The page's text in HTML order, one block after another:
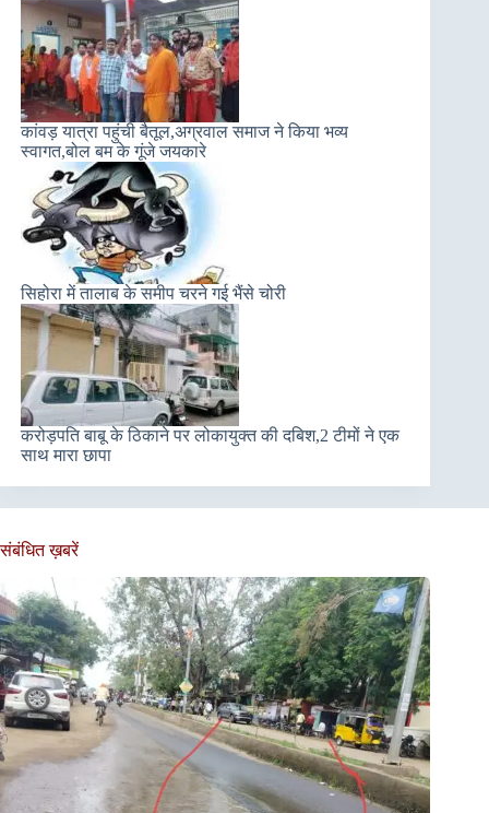
कांवड़ यात्रा पहुंची बैतूल,अग्रवाल समाज ने किया भव्य
स्वागत,बोल बम के गूंजे जयकारे
सिहोरा में तालाब के समीप चरने गई भैंसे चोरी
करोड़पति बाबू के ठिकाने पर लोकायुक्त की दबिश,2 टीमों ने एक
साथ मारा छापा
संबंधित ख़बरें